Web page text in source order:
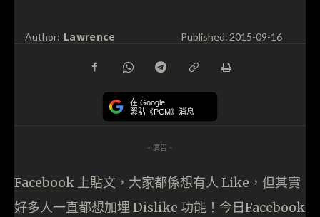
Author: Lawrence Published:2015-09-16
在 Google
緊貼《PCM》消息
- 廣告 -
Facebook 上貼文，大家都係想有人 Like，但其實
好多人一直都想加埋 Dislike 功能！今日Facebook